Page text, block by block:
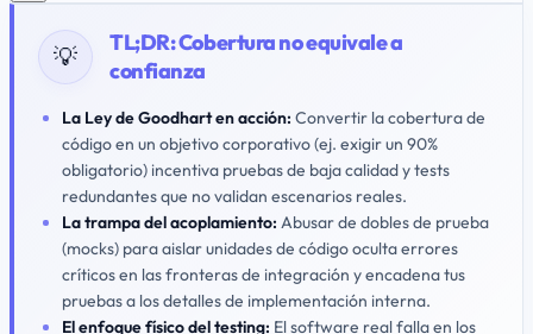
💡 TL;DR:Cobertura no equivale a
confianza
La Ley de Goodhart en acción: Convertir la cobertura de
código en un objetivo corporativo (ej. exigir un 90%
obligatorio) incentiva pruebas de baja calidad y tests
redundantes que no validan escenarios reales.
La trampa del acoplamiento: Abusar de dobles de prueba
(mocks) para aislar unidades de código oculta errores
críticos en las fronteras de integración y encadena tus
pruebas a los detalles de implementación interna.
El enfoque físico del testing: El software real falla en los